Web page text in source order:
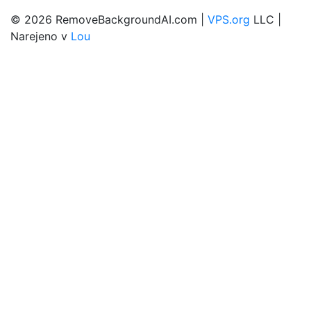
© 2026 RemoveBackgroundAI.com | VPS.org LLC |
Narejeno v Lou